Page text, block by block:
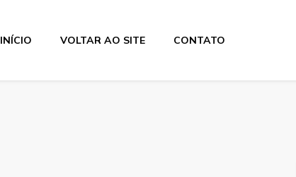
INÍCIO VOLTAR AO SITE CONTATO